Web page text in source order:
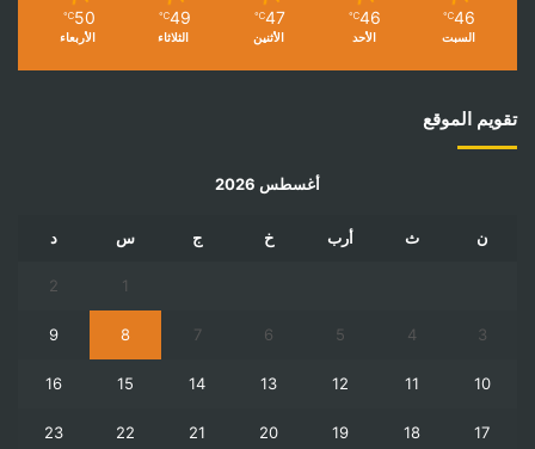
46
℃
السبت
46
℃
الأحد
47
℃
الأثنين
49
℃
الثلاثاء
50
℃
الأربعاء
تقويم الموقع
أغسطس 2026
ن ث أرب خ ج س د
1
2
3
4
5
6
7
8
9
10
11
12
13
14
15
16
17
18
19
20
21
22
23